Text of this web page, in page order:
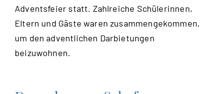
Adventsfeier statt. Zahlreiche Schülerinnen,
Eltern und Gäste waren zusammengekommen,
um den adventlichen Darbietungen
beizuwohnen.